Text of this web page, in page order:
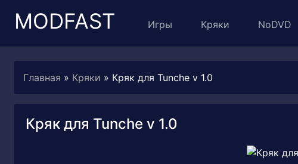
MODFAST Игры Кряки NoDVD
Главная » Кряки » Кряк для Tunche v 1.0
Кряк для Tunche v 1.0